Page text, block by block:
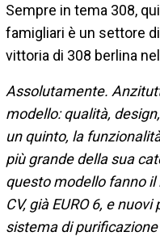
Sempre in tema 308,
famigliari è un settore
vittoria di 308 berlina
Assolutamente.
modello: qualità,
un quinto, la
più grande della sua
questo modello fanno il
CV, già EURO 6, e
sistema di